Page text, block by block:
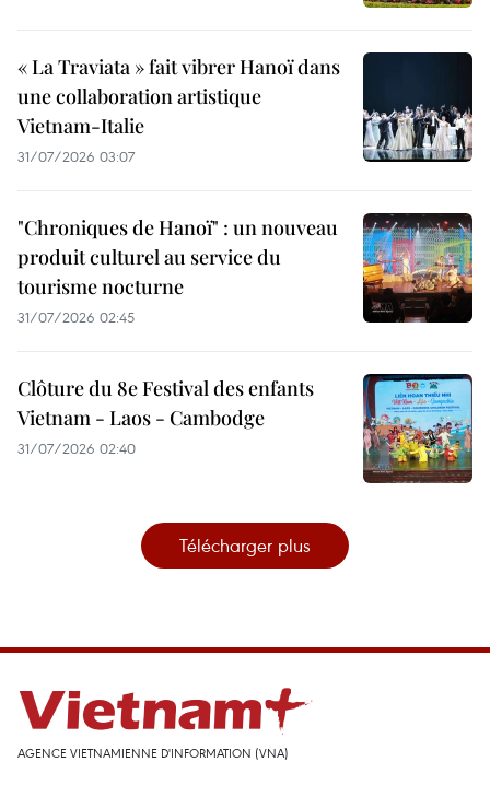
« La Traviata » fait vibrer Hanoï dans
une collaboration artistique
Vietnam-Italie
31/07/2026 03:07
"Chroniques de Hanoï" : un nouveau
produit culturel au service du
tourisme nocturne
31/07/2026 02:45
Clôture du 8e Festival des enfants
Vietnam - Laos - Cambodge
31/07/2026 02:40
Télécharger plus
AGENCE VIETNAMIENNE D'INFORMATION (VNA)